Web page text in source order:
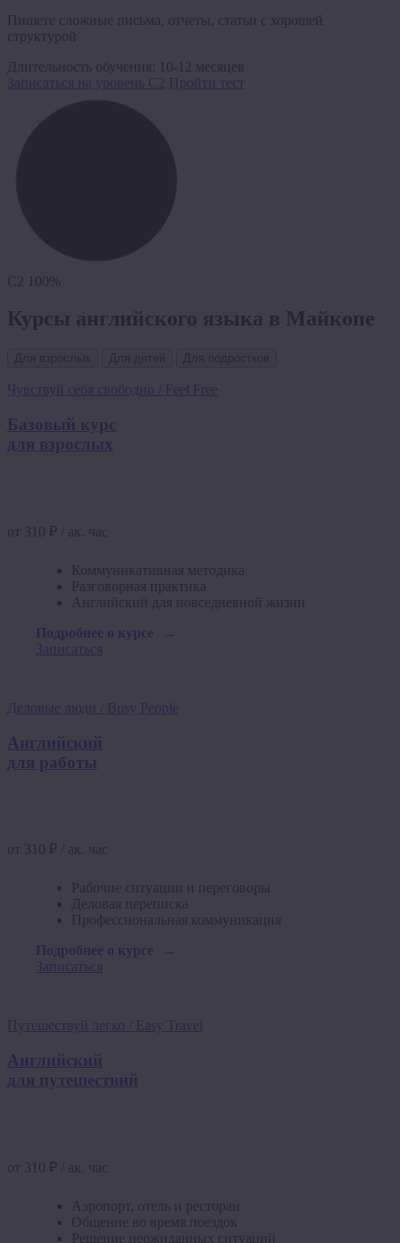
Пишете сложные письма, отчеты, статьи с хорошей
структурой
Длительность обучения:
10-12 месяцев
Записаться на уровень C2
Пройти тест
C2 100%
Курсы английского языка в Майкопе
Чувствуй себя свободно / Feel Free
Базовый курс
для взрослых
от 310 ₽ / ак. час
Коммуникативная методика
Разговорная практика
Английский для повседневной жизни
Подробнее о курсе
Записаться
Деловые люди / Busy People
Английский
для работы
от 310 ₽ / ак. час
Рабочие ситуации и переговоры
Деловая переписка
Профессиональная коммуникация
Подробнее о курсе
Записаться
Путешествуй легко / Easy Travel
Английский
для путешествий
от 310 ₽ / ак. час
Аэропорт, отель и ресторан
Общение во время поездок
Решение неожиданных ситуаций